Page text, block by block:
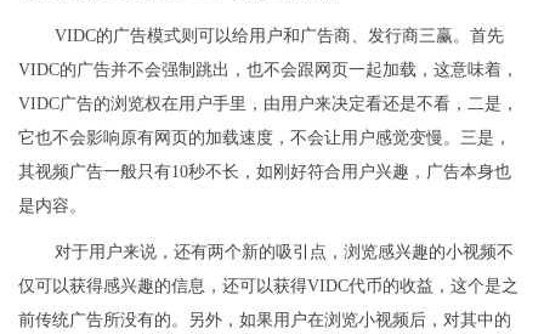
VIDC的广告模式则可以给用户和广告商、发行商三赢。首先
VIDC的广告并不会强制跳出，也不会跟网页一起加载，这意味着，
VIDC广告的浏览权在用户手里，由用户来决定看还是不看，二是，
它也不会影响原有网页的加载速度，不会让用户感觉变慢。三是，
其视频广告一般只有10秒不长，如刚好符合用户兴趣，广告本身也
是内容。
对于用户来说，还有两个新的吸引点，浏览感兴趣的小视频不
仅可以获得感兴趣的信息，还可以获得VIDC代币的收益，这个是之
前传统广告所没有的。另外，如果用户在浏览小视频后，对其中的